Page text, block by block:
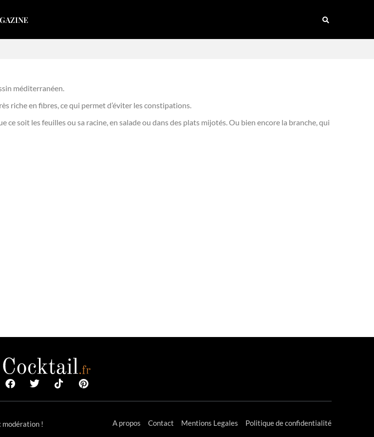
méditerranéen.
riche en fibres, ce qui permet d’éviter les constipations.
ce soit les feuilles ou sa racine, en salade ou dans des plats mijotés. Ou bien encore la branche, qui
modération ! A propos Contact Mentions Legales Politique de confidentialité